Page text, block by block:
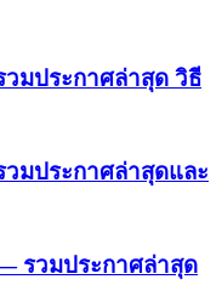
วมประกาศล่าสุด วิธี
วมประกาศล่าสุดและ
รวมประกาศล่าสุด